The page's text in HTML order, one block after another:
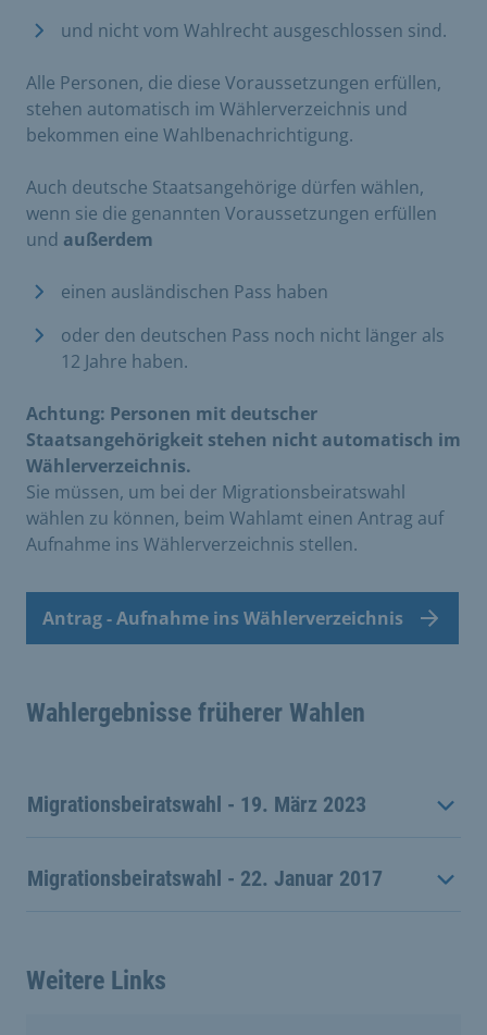
und nicht vom Wahlrecht ausgeschlossen sind.
Alle Personen, die diese Voraussetzungen erfüllen,
stehen automatisch im Wählerverzeichnis und
bekommen eine Wahlbenachrichtigung.
Auch deutsche Staatsangehörige dürfen wählen,
wenn sie die genannten Voraussetzungen erfüllen
und außerdem
einen ausländischen Pass haben
oder den deutschen Pass noch nicht länger als
12 Jahre haben.
Achtung: Personen mit deutscher
Staatsangehörigkeit stehen nicht automatisch im
Wählerverzeichnis.
Sie müssen, um bei der Migrationsbeiratswahl
wählen zu können, beim Wahlamt einen Antrag auf
Aufnahme ins Wählerverzeichnis stellen.
Antrag - Aufnahme ins Wählerverzeichnis
Wahlergebnisse früherer Wahlen
Migrationsbeiratswahl - 19. März 2023
Migrationsbeiratswahl - 22. Januar 2017
Weitere Links